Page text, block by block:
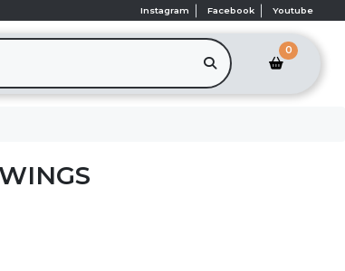
Instagram Facebook Youtube
0